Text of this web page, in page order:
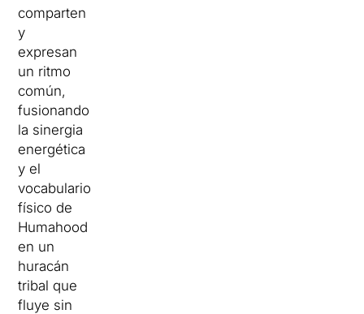
comparten
y
expresan
un ritmo
común,
fusionando
la sinergia
energética
y el
vocabulario
físico de
Humahood
en un
huracán
tribal que
fluye sin